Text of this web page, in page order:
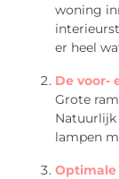
woning
er heel
De voor-
Grote
Natuurlijk
lampen